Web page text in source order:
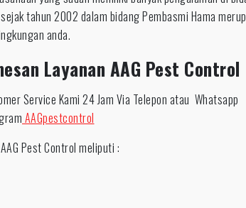
tahun 2002 dalam bidang Pembasmi Hama
anda.
Layanan AAG Pest Control
Service Kami 24 Jam Via Telepon atau Whatsapp
AAGpestcontrol
Pest Control meliputi :